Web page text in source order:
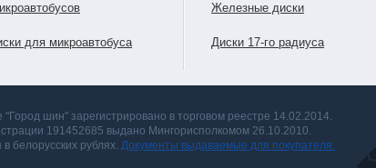
для микроавтобуса
Железные диски
Диски 17-го радиуса
шин" зарегистрировано в торговом реестре 14.02.2014.
191452685 выдано Мингорисполкомом 26.10.2010.
белорусских рублях. Документы выдаваемые для покупателя.